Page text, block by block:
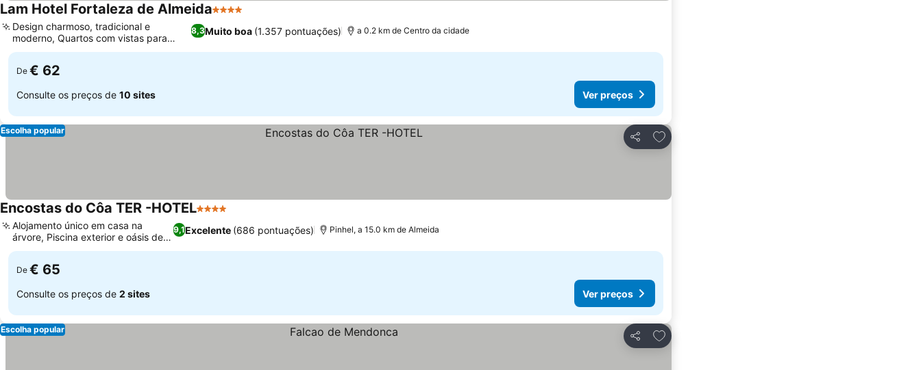
Lam Hotel Fortaleza de Almeida4 Estrelas
8,3Muito boa (1.357 pontuações)
Design charmoso, tradicional e
moderno, Quartos com vistas para
marcos históricos
a 0.2 km de Centro da cidade
De € 62
Consulte os preços de 10 sites Ver preços
Partilhar
Adicionar aos favoritos
Escolha popular
Encostas do Côa TER -HOTEL4 Estrelas
9,1Excelente (686 pontuações)
Alojamento único em casa na
árvore, Piscina exterior e oásis de
jardim
Pinhel, a 15.0 km de Almeida
De € 65
Consulte os preços de 2 sites Ver preços
Partilhar
Adicionar aos favoritos
Escolha popular